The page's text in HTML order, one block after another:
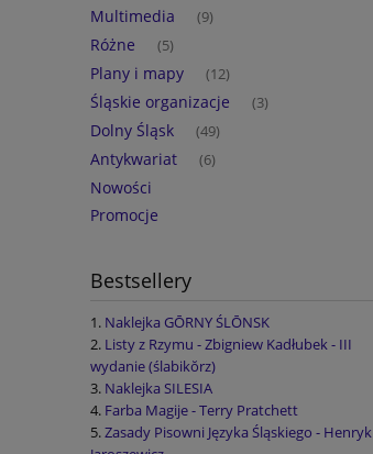
Multimedia (9)
Różne (5)
Plany i mapy (12)
Śląskie organizacje (3)
Dolny Śląsk (49)
Antykwariat (6)
Nowości
Promocje
Bestsellery
Naklejka GŌRNY ŚLŌNSK
Listy z Rzymu - Zbigniew Kadłubek - III
wydanie (ślabikŏrz)
Naklejka SILESIA
Farba Magije - Terry Pratchett
Zasady Pisowni Języka Śląskiego - Henryk